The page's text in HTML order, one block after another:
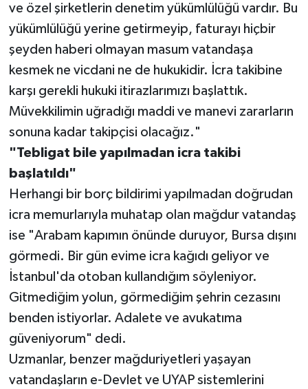
ve özel şirketlerin denetim yükümlülüğü vardır. Bu
yükümlülüğü yerine getirmeyip, faturayı hiçbir
şeyden haberi olmayan masum vatandaşa
kesmek ne vicdani ne de hukukidir. İcra takibine
karşı gerekli hukuki itirazlarımızı başlattık.
Müvekkilimin uğradığı maddi ve manevi zararların
sonuna kadar takipçisi olacağız."
"Tebligat bile yapılmadan icra takibi
başlatıldı"
Herhangi bir borç bildirimi yapılmadan doğrudan
icra memurlarıyla muhatap olan mağdur vatandaş
ise "Arabam kapımın önünde duruyor, Bursa dışını
görmedi. Bir gün evime icra kağıdı geliyor ve
İstanbul'da otoban kullandığım söyleniyor.
Gitmediğim yolun, görmediğim şehrin cezasını
benden istiyorlar. Adalete ve avukatıma
güveniyorum" dedi.
Uzmanlar, benzer mağduriyetleri yaşayan
vatandaşların e-Devlet ve UYAP sistemlerini